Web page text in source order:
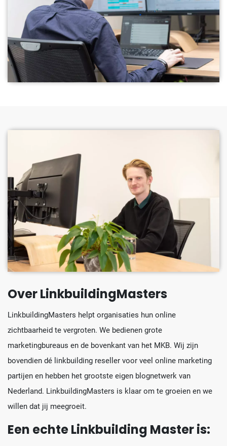
Over LinkbuildingMasters
LinkbuildingMasters helpt organisaties hun online
zichtbaarheid te vergroten. We bedienen grote
marketingbureaus en de bovenkant van het MKB. Wij zijn
bovendien dé linkbuilding reseller voor veel online marketing
partijen en hebben het grootste eigen blognetwerk van
Nederland. LinkbuildingMasters is klaar om te groeien en we
willen dat jij meegroeit.
Een echte Linkbuilding Master is: